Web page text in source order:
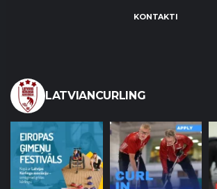
KONTAKTI
LATVIANCURLING